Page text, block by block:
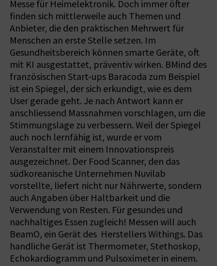
Messe für Heimelektronik. Doch immer öfter
finden sich mittlerweile auch Themen und
Anbieter, die den praktischen Mehrwert für
Menschen an erste Stelle setzen. Im
Gesundheitsbereich können smarte Geräte, oft
mit KI ausgestattet, präventiv wirken. BMind des
französischen Start-ups Baracoda zum Beispiel
ist ein Spiegel, der sich erkundigt, wie es dem
User gerade geht. Je nach Antwort kann er
anschliessend Massnahmen vorschlagen, um die
Stimmungslage zu verbessern. Weil der Spiegel
auch noch lernfähig ist, wurde er vom
Veranstalter mit einem Innovationspreis
ausgezeichnet. Der Food Scanner, den das
südkoreanische Unternehmen Nuvilab
vorstellte, liefert nicht nur Nährwerte, sondern
auch Angaben über Haltbarkeit und die
Verwendung von Resten. Für gesundes und
nachhaltiges Essen zugleich! Messen will auch
BeamO, ein Gerät des Herstellers Withings. Das
handliche Gerät ist Thermometer, Stethoskop,
Echokardiogramm und Pulsoximeter in einem.